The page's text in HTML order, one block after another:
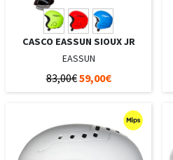
CASCO EASSUN SIOUX JR
EASSUN
83,00€59,00€